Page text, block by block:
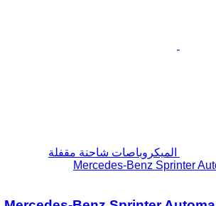
الميكروباصات شاحنة مقفلة
Mercedes-Benz Sprinter